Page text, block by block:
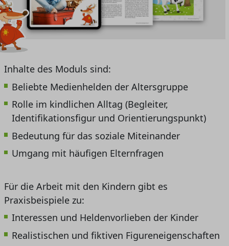
Inhalte des Moduls sind:
Beliebte Medienhelden der Altersgruppe
Rolle im kindlichen Alltag (Begleiter,
Identifikationsfigur und Orientierungspunkt)
Bedeutung für das soziale Miteinander
Umgang mit häufigen Elternfragen
Für die Arbeit mit den Kindern gibt es
Praxisbeispiele zu:
Interessen und Heldenvorlieben der Kinder
Realistischen und fiktiven Figureneigenschaften